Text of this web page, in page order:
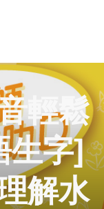
輕鬆
生字]
解水